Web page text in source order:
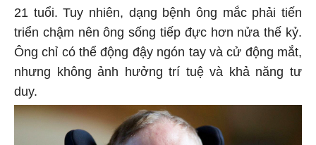
21 tuổi. Tuy nhiên, dạng bệnh ông mắc phải tiến
triển chậm nên ông sống tiếp đực hơn nửa thế kỷ.
Ông chỉ có thể động đậy ngón tay và cử động mắt,
nhưng không ảnh hưởng trí tuệ và khả năng tư
duy.